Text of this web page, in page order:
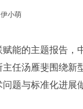
小萌
能的主题报告，
任汤雁斐围绕新
题与标准化进展